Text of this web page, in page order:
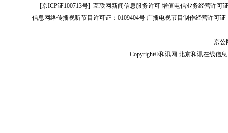
[京ICP证100713号]互联网新闻信息服务许可 增值电信业务经营许可
信息网络传播视听节目许可证：0109404号 广播电视节目制作经营许可证
京公
Copyright©和讯网 北京和讯在线信